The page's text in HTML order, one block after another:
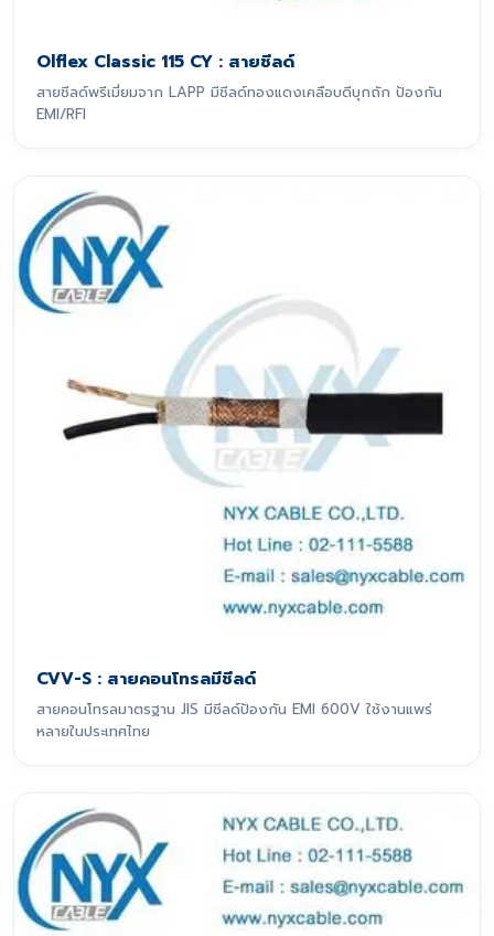
Olflex Classic 115 CY : สายชีลด์
สายชีลด์พรีเมี่ยมจาก LAPP มีชีลด์ทองแดงเคลือบดีบุกถัก ป้องกัน
EMI/RFI
CVV-S : สายคอนโทรลมีชีลด์
สายคอนโทรลมาตรฐาน JIS มีชีลด์ป้องกัน EMI 600V ใช้งานแพร่
หลายในประเทศไทย